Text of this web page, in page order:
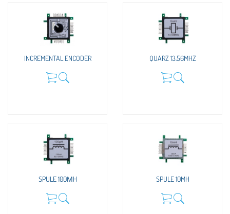
INCREMENTAL ENCODER QUARZ 13.56MHZ
SPULE 100ΜH SPULE 10MH